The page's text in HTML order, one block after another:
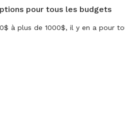
pour tous les budgets
à plus de 1000$, il y en a pour